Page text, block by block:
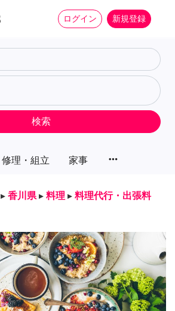
ログイン 新規登録
修理・組立 家事 more_horiz
検索
▸ 香川県 ▸ 料理 ▸ 料理代行・出張料